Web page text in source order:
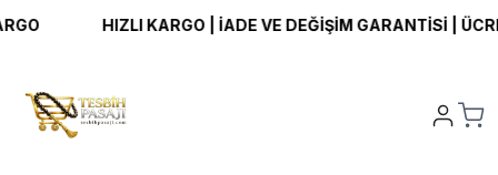
HIZLI KARGO | İADE VE DEĞİŞİM GARANTİSİ |